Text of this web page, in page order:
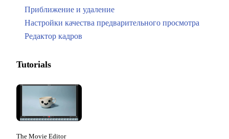
Приближение и удаление
Настройки качества предварительного просмотра
Редактор кадров
Tutorials
The Movie Editor